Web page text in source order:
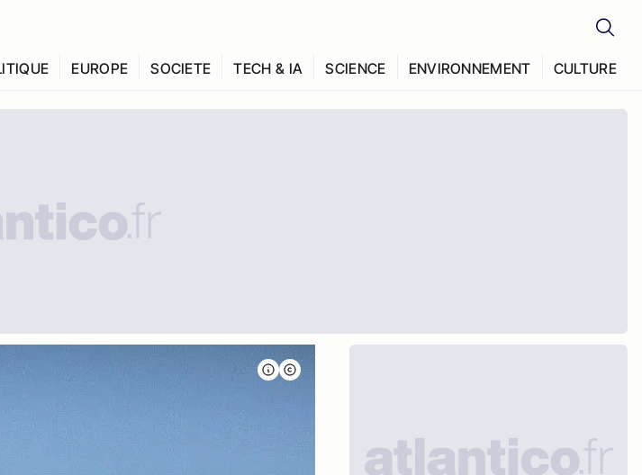
EUROPE SOCIETE TECH & IA SCIENCE ENVIRONNEMENT CULTURE